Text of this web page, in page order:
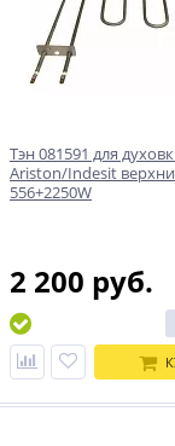
Тэн 081591 для
Ariston/Indesit
556+2250W
2 200 руб.